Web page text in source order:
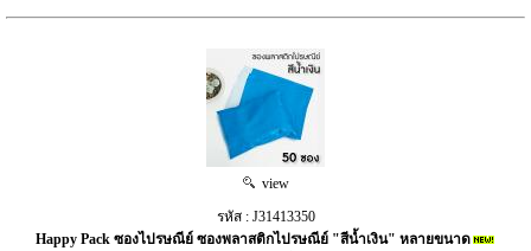
view
รหัส : J31413350
Happy Pack ซองไปรษณีย์ ซองพลาสติกไปรษณีย์ "สีน้ำเงิน" หลายขนาด